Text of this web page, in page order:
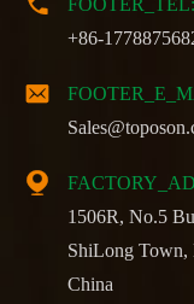
+86-


1506R, No.5
ShiLong Town,
China